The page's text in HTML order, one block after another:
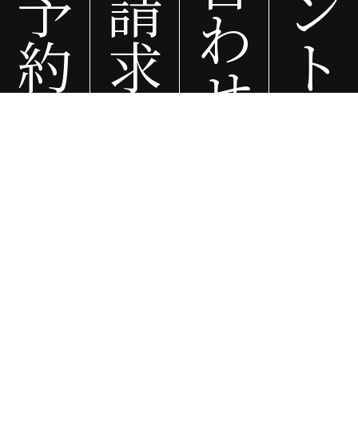
約 求 わ
せ ト
相模原市、愛川町、厚木市、海老名市、寒川町、茅ヶ崎市、藤沢市、etc…
古河市、五霞町、境町、etc…
野木町、小山市、栃木市、佐野市、足利市、etc…